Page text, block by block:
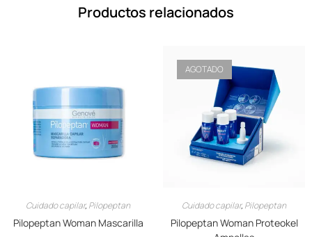
Productos relacionados
Cuidado capilar, Pilopeptan
Pilopeptan Woman Mascarilla
AGOTADO
Cuidado capilar, Pilopeptan
Pilopeptan Woman Proteokel